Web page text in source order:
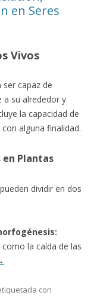
en Seres
Vivos
capaz de
su alrededor y
la capacidad de
alguna finalidad.
en Plantas
dividir en dos
la caída de las
con